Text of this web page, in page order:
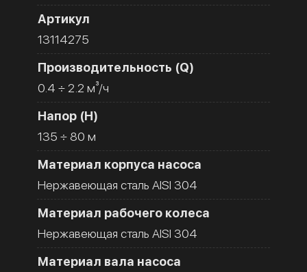
Артикул
13114275
Производительность (Q)
0.4 ÷ 2.2 м³/ч
Напор (H)
135 ÷ 80 м
Материал корпуса насоса
Нержавеющая сталь AISI 304
Материал рабочего колеса
Нержавеющая сталь AISI 304
Материал вала насоса